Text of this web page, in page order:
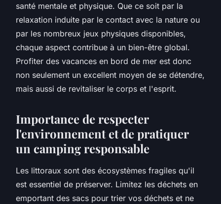
santé mentale et physique. Que ce soit par la
relaxation induite par le contact avec la nature ou
par les nombreux jeux physiques disponibles,
chaque aspect contribue à un bien-être global.
Profiter des vacances en bord de mer est donc
non seulement un excellent moyen de se détendre,
mais aussi de revitaliser le corps et l'esprit.
Importance de respecter
l'environnement et de pratiquer
un camping responsable
Les littoraux sont des écosystèmes fragiles qu'il
est essentiel de préserver. Limitez les déchets en
emportant des sacs pour trier vos déchets et ne